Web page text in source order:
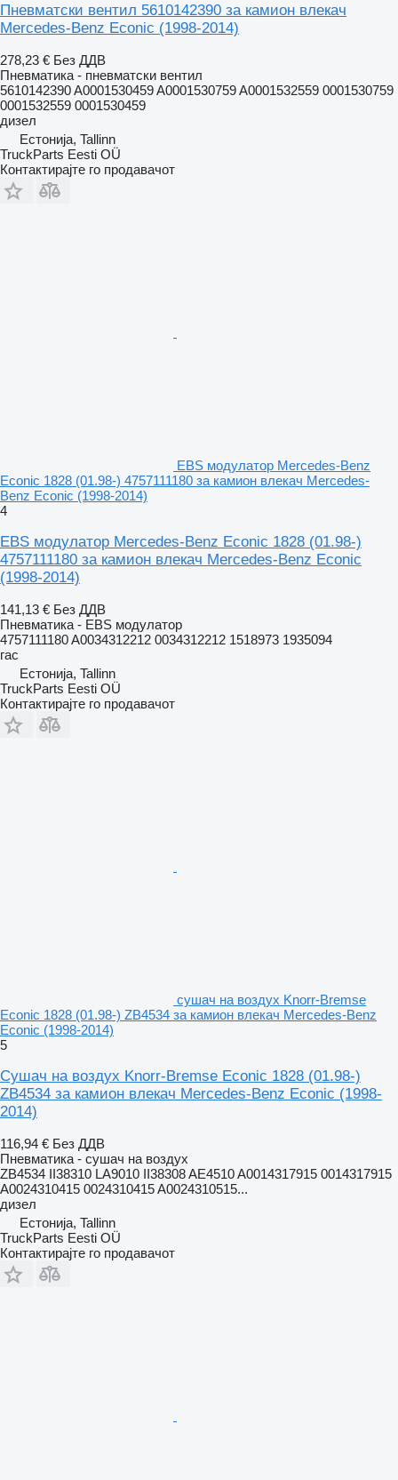
Пневматски вентил 5610142390 за камион влекач
Mercedes-Benz Econic (1998-2014)
278,23 € Без ДДВ
Пневматика - пневматски вентил
5610142390 A0001530459 A0001530759 A0001532559 0001530759
0001532559 0001530459
дизел
Естонија, Tallinn
TruckParts Eesti OÜ
Контактирајте го продавачот
EBS модулатор Mercedes-Benz
Econic 1828 (01.98-) 4757111180 за камион влекач Mercedes-
Benz Econic (1998-2014)
4
EBS модулатор Mercedes-Benz Econic 1828 (01.98-)
4757111180 за камион влекач Mercedes-Benz Econic
(1998-2014)
141,13 € Без ДДВ
Пневматика - EBS модулатор
4757111180 A0034312212 0034312212 1518973 1935094
гас
Естонија, Tallinn
TruckParts Eesti OÜ
Контактирајте го продавачот
сушач на воздух Knorr-Bremse
Econic 1828 (01.98-) ZB4534 за камион влекач Mercedes-Benz
Econic (1998-2014)
5
Сушач на воздух Knorr-Bremse Econic 1828 (01.98-)
ZB4534 за камион влекач Mercedes-Benz Econic (1998-
2014)
116,94 € Без ДДВ
Пневматика - сушач на воздух
ZB4534 II38310 LA9010 II38308 AE4510 A0014317915 0014317915
A0024310415 0024310415 A0024310515...
дизел
Естонија, Tallinn
TruckParts Eesti OÜ
Контактирајте го продавачот